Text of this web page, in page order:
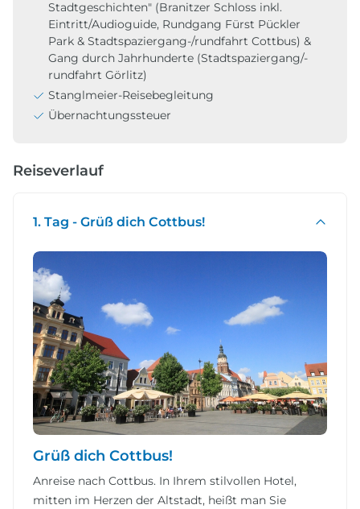
Stadtgeschichten" (Branitzer Schloss inkl.
Eintritt/Audioguide, Rundgang Fürst Pückler
Park & Stadtspaziergang-/rundfahrt Cottbus) &
Gang durch Jahrhunderte (Stadtspaziergang/-
rundfahrt Görlitz)
Stanglmeier-Reisebegleitung
Übernachtungssteuer
Reiseverlauf
1. Tag - Grüß dich Cottbus!
Grüß dich Cottbus!
Anreise nach Cottbus. In Ihrem stilvollen Hotel,
mitten im Herzen der Altstadt, heißt man Sie